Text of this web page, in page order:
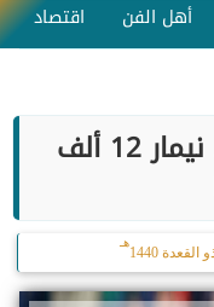
أهل الفن اقتصاد
ساعات مع رونالدو تكبد نيمار 12 ألف
هـ